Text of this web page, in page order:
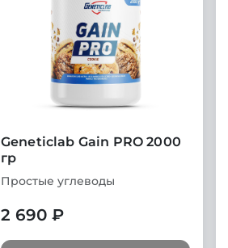
Geneticlab Gain PRO 2000
гр
Простые углеводы
2 690 ₽